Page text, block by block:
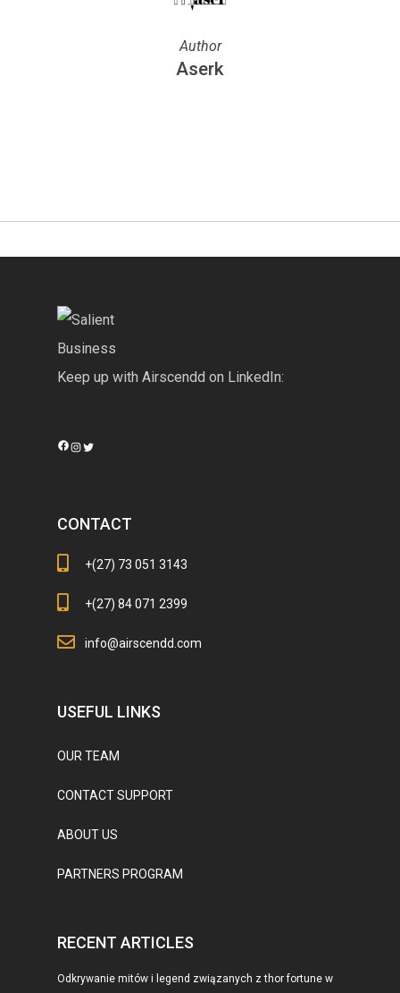
Author
Aserk
Keep up with Airscendd on LinkedIn:
Instagram
CONTACT
+(27) 73 051 3143
+(27) 84 071 2399
info@airscendd.com
USEFUL LINKS
OUR TEAM
CONTACT SUPPORT
ABOUT US
PARTNERS PROGRAM
RECENT ARTICLES
Odkrywanie mitów i legend związanych z thor fortune w